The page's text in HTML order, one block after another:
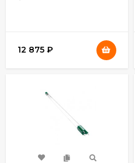
12 875 ₽